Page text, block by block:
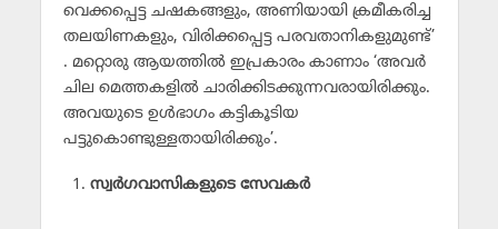
വെക്കപ്പെട്ട ചഷകങ്ങളും, അണിയായി ക്രമീകരിച്ച
തലയിണകളും, വിരിക്കപ്പെട്ട പരവതാനികളുമുണ്ട്’
. മറ്റൊരു ആയത്തില്‍ ഇപ്രകാരം കാണാം ‘അവര്‍
ചില മെത്തകളില്‍ ചാരിക്കിടക്കുന്നവരായിരിക്കും.
അവയുടെ ഉള്‍ഭാഗം കട്ടികൂടിയ
പട്ടുകൊണ്ടുള്ളതായിരിക്കും’.
സ്വര്‍ഗവാസികളുടെ സേവകര്‍